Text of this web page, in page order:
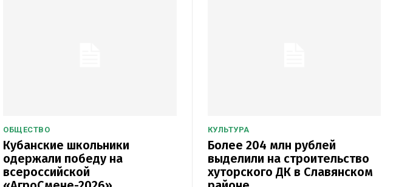
ОБЩЕСТВО
Кубанские школьники
одержали победу на
всероссийской
КУЛЬТУРА
Более 204 млн рублей
выделили на строительство
хуторского ДК в Славянском